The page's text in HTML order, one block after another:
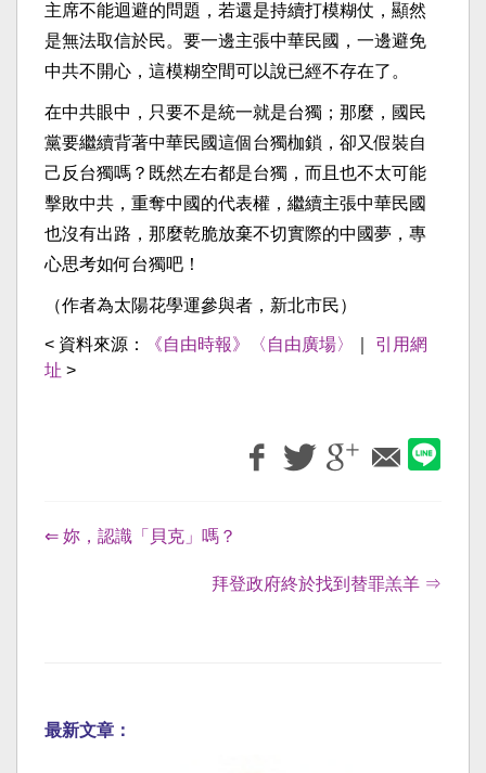
主席不能迴避的問題，若還是持續打模糊仗，顯然
是無法取信於民。要一邊主張中華民國，一邊避免
中共不開心，這模糊空間可以說已經不存在了。
在中共眼中，只要不是統一就是台獨；那麼，國民
黨要繼續背著中華民國這個台獨枷鎖，卻又假裝自
己反台獨嗎？既然左右都是台獨，而且也不太可能
擊敗中共，重奪中國的代表權，繼續主張中華民國
也沒有出路，那麼乾脆放棄不切實際的中國夢，專
心思考如何台獨吧！
（作者為太陽花學運參與者，新北市民）
< 資料來源： 《自由時報》〈自由廣場〉
引用網
址 >
⇐ 妳，認識「貝克」嗎？
拜登政府終於找到替罪羔羊 ⇒
最新文章：